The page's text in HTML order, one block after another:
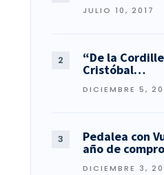
JULIO 10, 2017
“De la
Cristóbal…
DICIEMBRE 5,
Pedalea con
año de
DICIEMBRE 3,